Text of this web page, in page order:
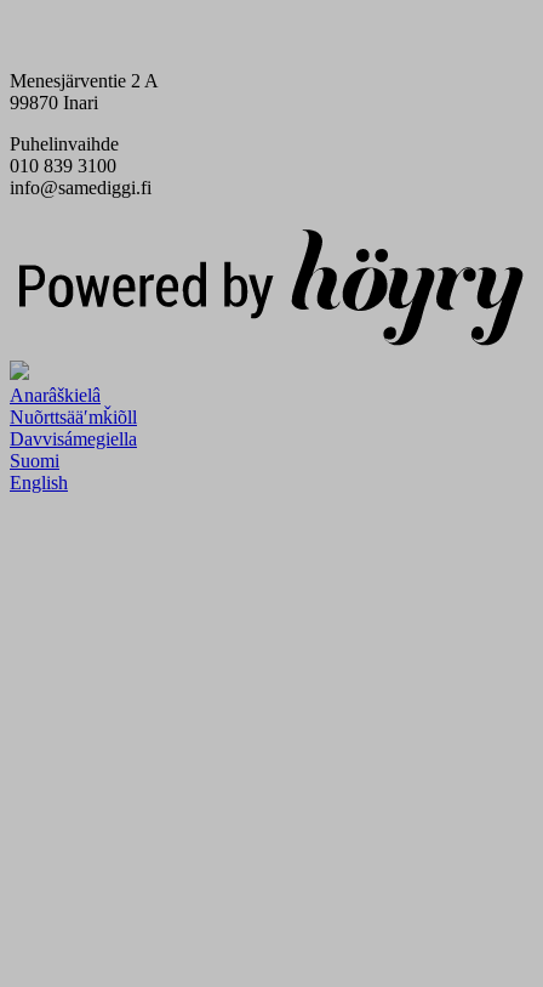
Menesjärventie 2 A
99870 Inari
Puhelinvaihde
010 839 3100
info@samediggi.fi
Anarâškielâ
Nuõrttsääʹmǩiõll
Davvisámegiella
Suomi
English